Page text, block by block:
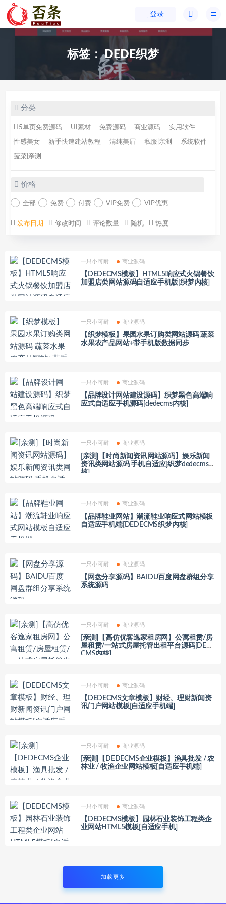
登录
标签：DEDE织梦
分类
H5单页免费源码 UI素材 免费源码 商业源码 实用软件
性感美女 新手快速建站教程 清纯美眉 私服|亲测 系统软件
菠菜|亲测
价格
全部 免费 付费 VIP免费 VIP优惠
发布日期 修改时间 评论数量 随机 热度
一只小可耐 商业源码
【DEDECMS模板】HTML5响应式火锅餐饮
加盟店类网站源码自适应手机版[织梦内核]
一只小可耐 商业源码
【织梦模板】果园水果订购类网站源码 蔬菜
水果农产品网站+带手机版数据同步
一只小可耐 商业源码
【品牌设计网站建设源码】织梦黑色高端响
应式自适应手机源码[dedecms内核]
一只小可耐 商业源码
[亲测]【时尚新闻资讯网站源码】娱乐新闻
资讯类网站源码 手机自适应[织梦dedecms内
核]
一只小可耐 商业源码
【品牌鞋业网站】潮流鞋业响应式网站模板
自适应手机端[DEDECMS织梦内核]
一只小可耐 商业源码
【网盘分享源码】BAIDU百度网盘群组分享
系统源码
一只小可耐 商业源码
[亲测]【高仿优客逸家租房网】公寓租赁/房
屋租赁/一站式房屋托管出租平台源码[DEDE
CMS内核]
一只小可耐 商业源码
【DEDECMS文章模板】财经、理财新闻资
讯门户网站模板[自适应手机端]
一只小可耐 商业源码
[亲测]【DEDECMS企业模板】渔具批发 / 农
林业 / 牧渔企业网站模板[自适应手机端]
一只小可耐 商业源码
【DEDECMS模板】园林石业装饰工程类企
业网站HTML5模板[自适应手机]
加载更多